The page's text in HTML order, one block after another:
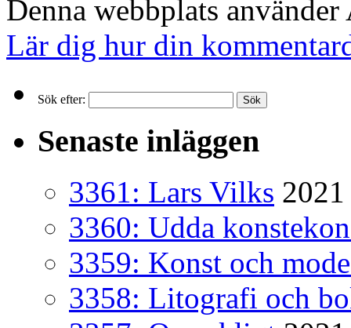
Denna webbplats
Lär dig hur din
Sök efter:
Senaste inläggen
3361: Lars Vilks
3360: Udda
3359: Konst och
3358: Litografi och